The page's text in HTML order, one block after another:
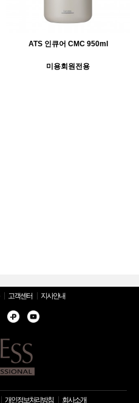
ATS 인큐어 CMC 950ml
미용회원전용
고객센터 지사안내
개인정보처리방침 회사소개